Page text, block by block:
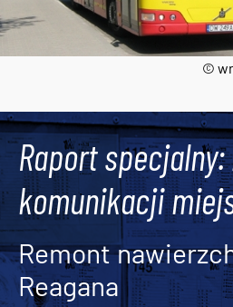
©
Raport
komunikacji
Remont
Reagana